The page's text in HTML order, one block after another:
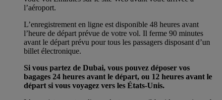
l’aéroport.
L’enregistrement en ligne est disponible 48 heures avant
l’heure de départ prévue de votre vol. Il ferme 90 minutes
avant le départ prévu pour tous les passagers disposant d’un
billet électronique.
Si vous partez de Dubai, vous pouvez déposer vos
bagages 24 heures avant le départ, ou 12 heures avant le
départ si vous voyagez vers les États-Unis.